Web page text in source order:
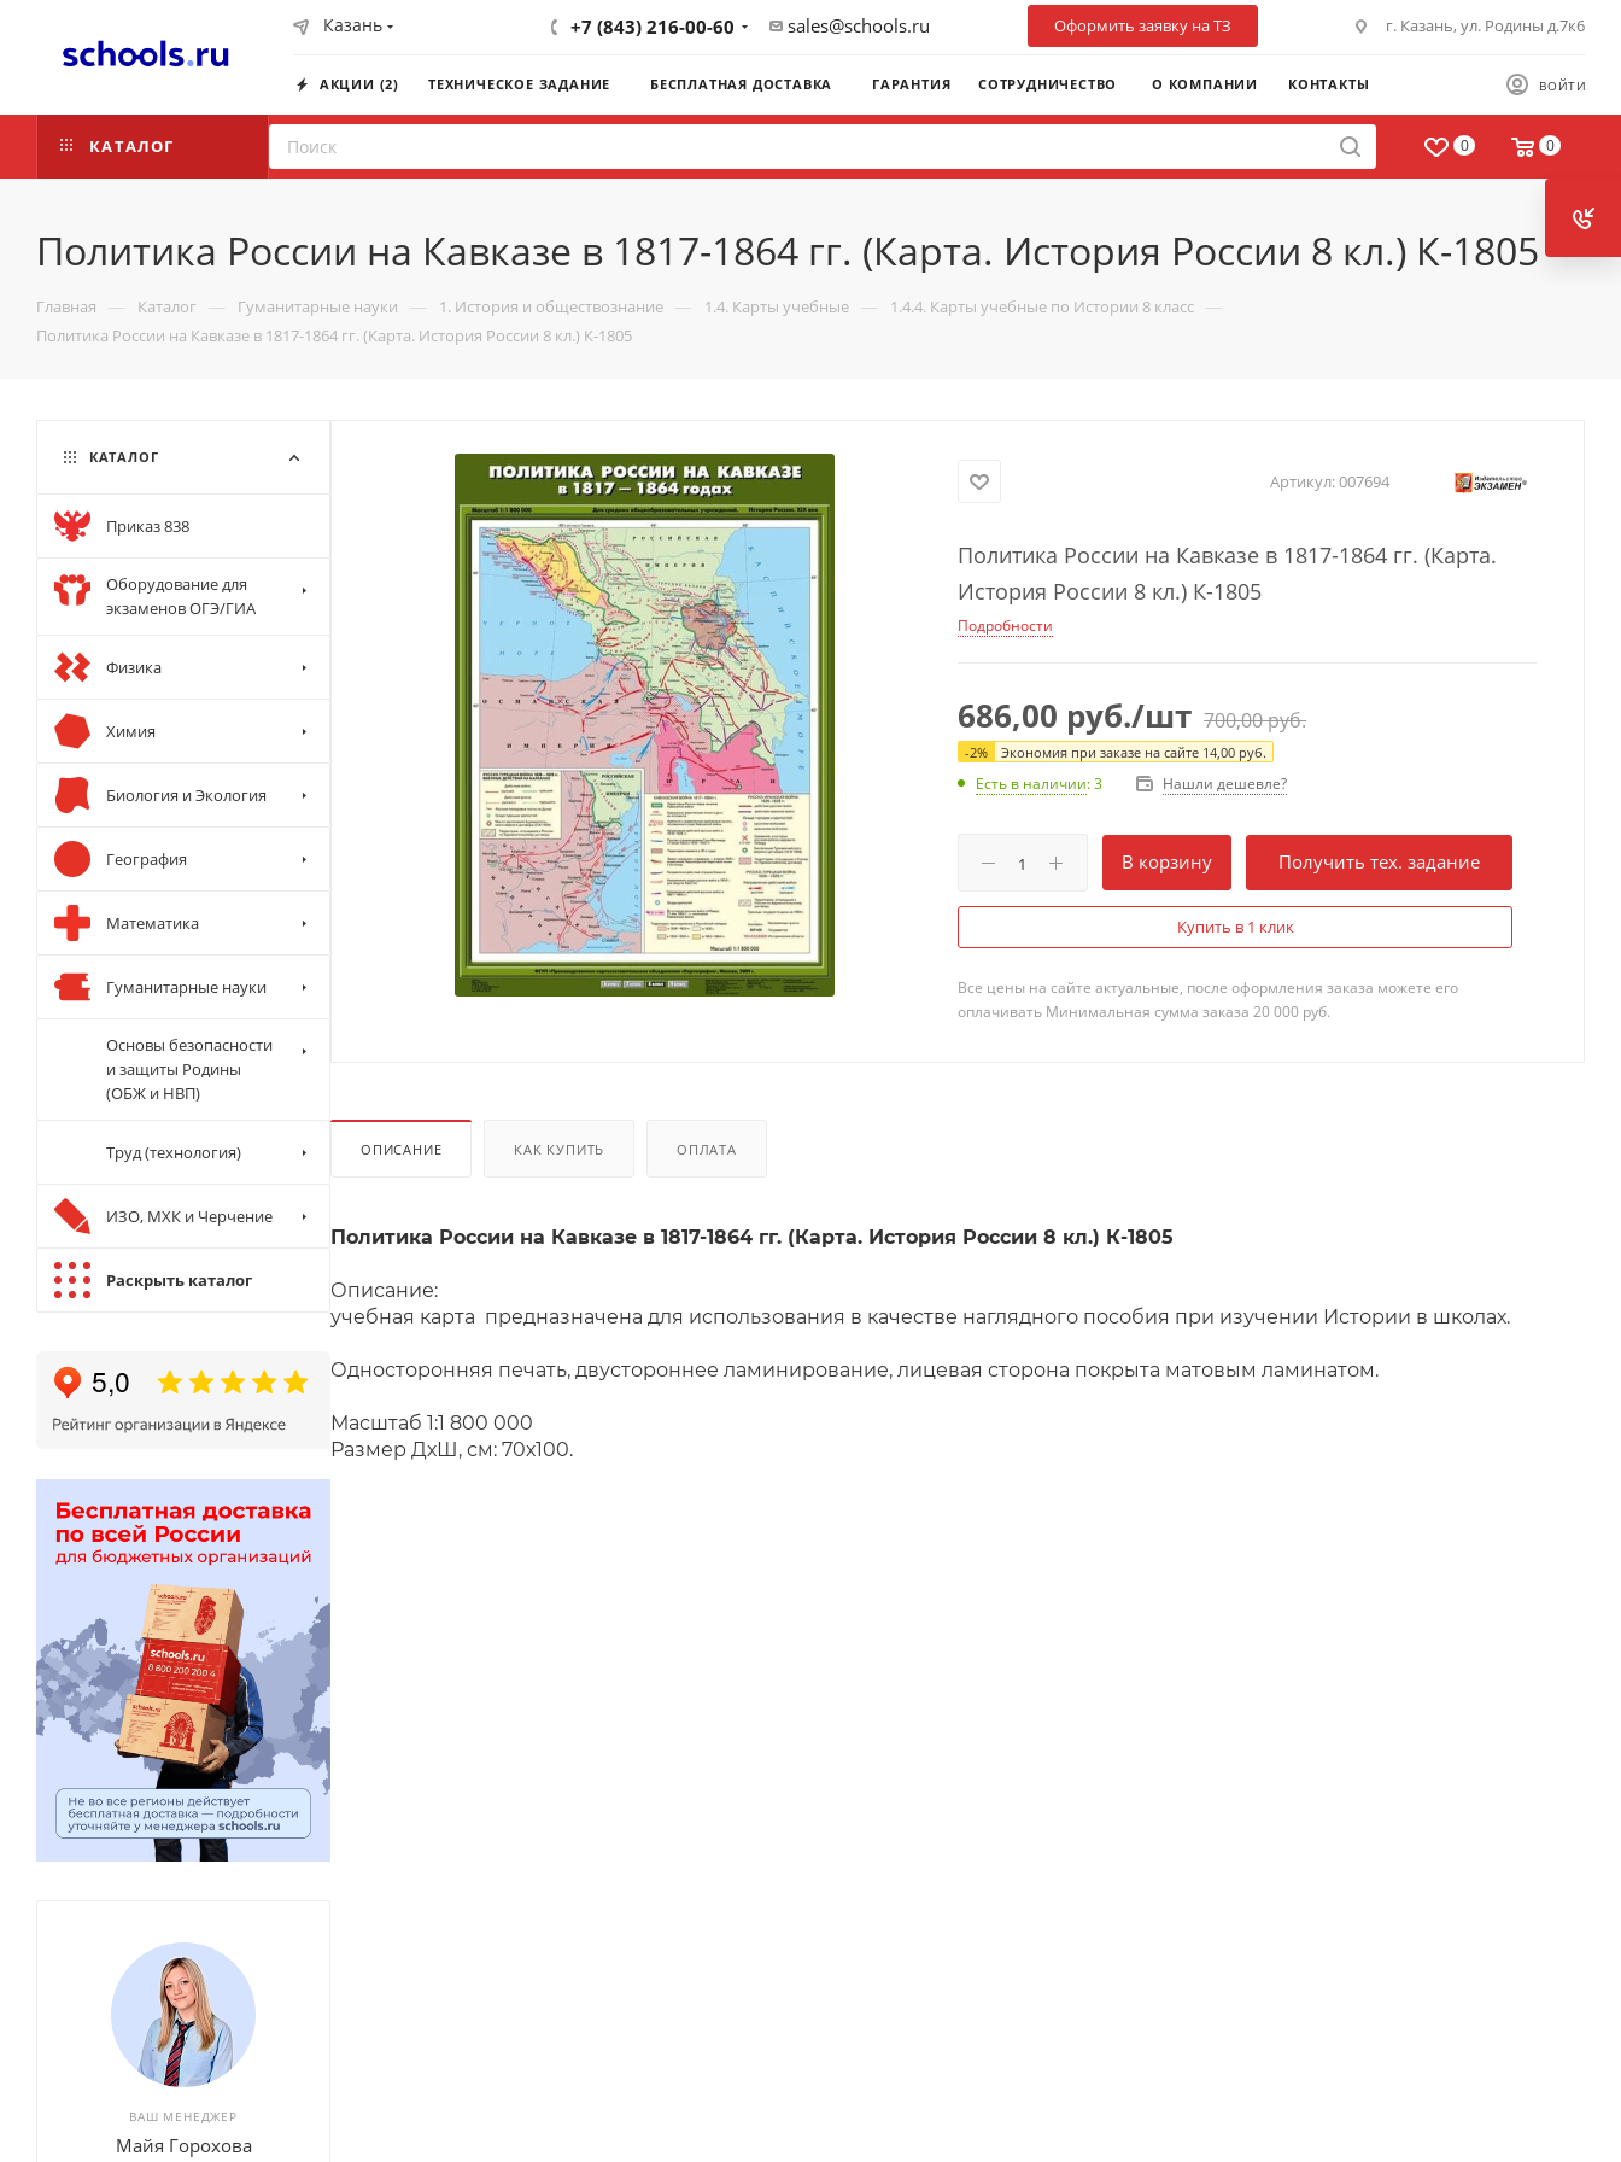
Казань +7 (843) 216-00-60 sales@schools.ru Оформить заявку на ТЗ г. Казань, ул. Родины д.7к6
ВОЙТИ
АКЦИИ (2) ТЕХНИЧЕСКОЕ ЗАДАНИЕ БЕСПЛАТНАЯ ДОСТАВКА ГАРАНТИЯ СОТРУДНИЧЕСТВО О КОМПАНИИ КОНТАКТЫ
0 0
КАТАЛОГ
Политика России на Кавказе в 1817-1864 гг. (Карта. История России 8 кл.) К-1805
Главная — Каталог — Гуманитарные науки — 1. История и обществознание — 1.4. Карты учебные — 1.4.4. Карты учебные по Истории 8 класс —
Политика России на Кавказе в 1817-1864 гг. (Карта. История России 8 кл.) К-1805
Артикул:007694
Политика России на Кавказе в 1817-1864 гг. (Карта.
История России 8 кл.) К-1805
Подробности
686,00 руб./шт 700,00руб.
-2% Экономия при заказе на сайте 14,00 руб.
Есть в наличии: 3 Нашли дешевле?
В корзину Получить тех. задание
Купить в 1 клик
Все цены на сайте актуальные, после оформления заказа можете его
оплачивать Минимальная сумма заказа 20 000 руб.
ОПИСАНИЕ КАК КУПИТЬ ОПЛАТА
Политика России на Кавказе в 1817-1864 гг. (Карта. История России 8 кл.) К-1805
Описание:
учебная карта предназначена для использования в качестве наглядного пособия при изучении Истории в школах.
Односторонняя печать, двустороннее ламинирование, лицевая сторона покрыта матовым ламинатом.
Масштаб 1:1 800 000
Размер ДхШ, см: 70х100.
КАТАЛОГ
Приказ 838
Оборудование для
экзаменов ОГЭ/ГИА
Физика
Химия
Биология и Экология
География
Математика
Гуманитарные науки
Основы безопасности
и защиты Родины
(ОБЖ и НВП)
Труд (технология)
ИЗО, МХК и Черчение
Раскрыть каталог
ВАШ МЕНЕДЖЕР
Майя Горохова